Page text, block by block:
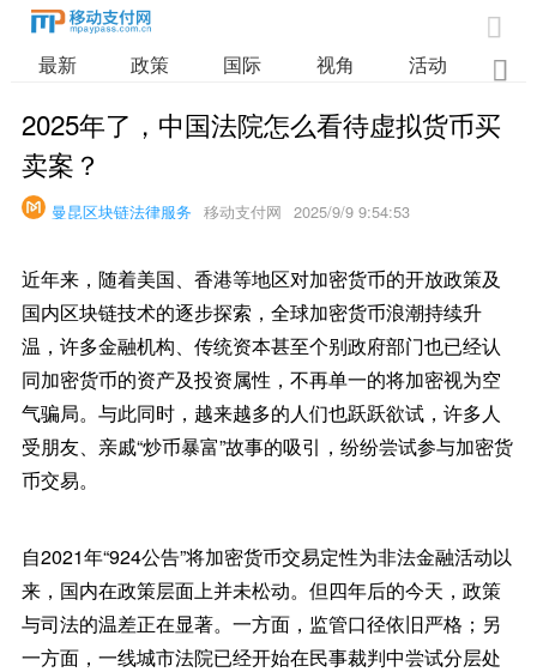

最新 政策 国际 视角 活动 业

2025年了，中国法院怎么看待虚拟货币买
卖案？
曼昆区块链法律服务 移动支付网 2025/9/9 9:54:53
近年来，随着美国、香港等地区对加密货币的开放政策及
国内区块链技术的逐步探索，全球加密货币浪潮持续升
温，许多金融机构、传统资本甚至个别政府部门也已经认
同加密货币的资产及投资属性，不再单一的将加密视为空
气骗局。与此同时，越来越多的人们也跃跃欲试，许多人
受朋友、亲戚“炒币暴富”故事的吸引，纷纷尝试参与加密货
币交易。
自2021年“924公告”将加密货币交易定性为非法金融活动以
来，国内在政策层面上并未松动。但四年后的今天，政策
与司法的温差正在显著。一方面，监管口径依旧严格；另
一方面，一线城市法院已经开始在民事裁判中尝试分层处